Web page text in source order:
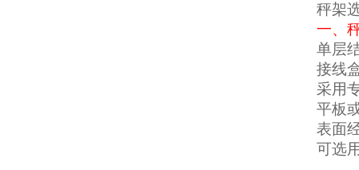
秤架
一、
单层
接线
采用
平板
表面
可选